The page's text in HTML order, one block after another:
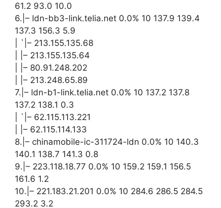
61.2 93.0 10.0
6.|– ldn-bb3-link.telia.net 0.0% 10 137.9 139.4
137.3 156.3 5.9
| `|– 213.155.135.68
| |– 213.155.135.64
| |– 80.91.248.202
| |– 213.248.65.89
7.|– ldn-b1-link.telia.net 0.0% 10 137.2 137.8
137.2 138.1 0.3
| `|– 62.115.113.221
| |– 62.115.114.133
8.|– chinamobile-ic-311724-ldn 0.0% 10 140.3
140.1 138.7 141.3 0.8
9.|– 223.118.18.77 0.0% 10 159.2 159.1 156.5
161.6 1.2
10.|– 221.183.21.201 0.0% 10 284.6 286.5 284.5
293.2 3.2